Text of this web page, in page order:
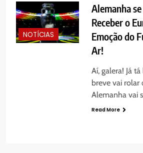
NOTÍCIAS
Alemanha
Receber o
Emoção do
Ar!
Aí, galera! Já
breve vai rolar
Alemanha vai
Read More